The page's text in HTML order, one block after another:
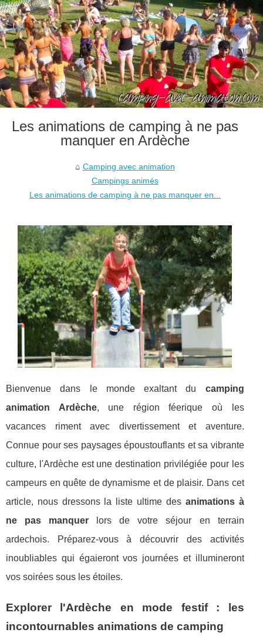
Les animations de camping à ne pas
manquer en Ardèche
Camping avec animation
Campings animés
Les animations de camping à ne pas manquer en...
Bienvenue dans le monde exaltant du camping
animation Ardèche, une région féerique où les
vacances riment avec divertissement et aventure.
Connue pour ses paysages époustouflants et sa vibrante
culture, l'Ardèche est une destination privilégiée pour les
campeurs en quête de dynamisme et de plaisir. Dans cet
article, nous dressons la liste ultime des animations à
ne pas manquer lors de votre séjour en terrain
ardechois. Préparez-vous à découvrir des activités
inoubliables qui égaieront vos journées et illumineront
vos soirées sous les étoiles.
Explorer l'Ardèche en mode festif : les
incontournables animations de camping